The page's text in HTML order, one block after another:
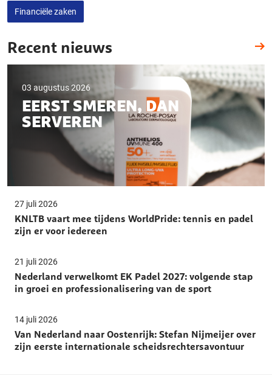
Financiële zaken
Recent nieuws
03 augustus 2026
EERST SMEREN, DAN
SERVEREN
27 juli 2026
KNLTB vaart mee tijdens WorldPride: tennis en padel
zijn er voor iedereen
21 juli 2026
Nederland verwelkomt EK Padel 2027: volgende stap
in groei en professionalisering van de sport
14 juli 2026
Van Nederland naar Oostenrijk: Stefan Nijmeijer over
zijn eerste internationale scheidsrechtersavontuur